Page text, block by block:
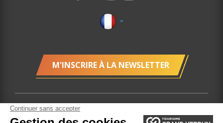
M'INSCRIRE À LA NEWSLETTER
Plan du site Localisation
Gestion des cookies